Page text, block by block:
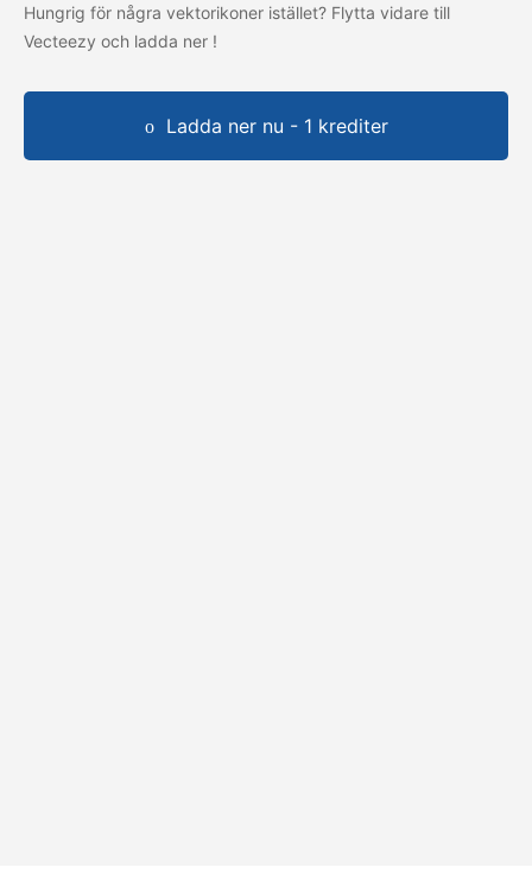
Hungrig för några vektorikoner istället? Flytta vidare till
Vecteezy och ladda ner !
Ladda ner nu - 1 krediter